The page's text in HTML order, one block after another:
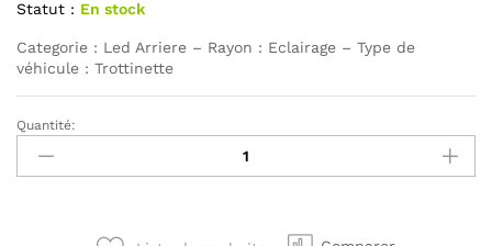
Statut : En stock
Categorie : Led Arriere – Rayon : Eclairage – Type de
véhicule : Trottinette
LED
arriere
Ninebot
Quantité: